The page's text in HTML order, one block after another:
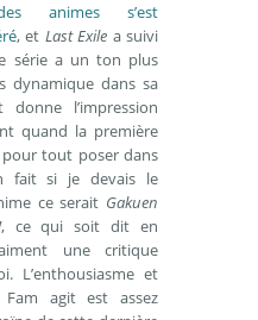
animes s’est
, et Last Exile a suivi
série a un ton plus
dynamique dans sa
l’impression
quand la première
tout poser dans
fait si je devais le
ce serait Gakuen
, ce qui soit dit en
une critique
L’enthousiasme et
Fam agit est assez